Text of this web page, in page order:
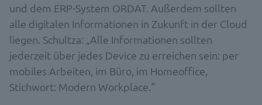
und dem ERP-System ORDAT. Außerdem sollten
alle digitalen Informationen in Zukunft in der Cloud
liegen. Schultza: „Alle Informationen sollten
jederzeit über jedes Device zu erreichen sein: per
mobiles Arbeiten, im Büro, im Homeoffice,
Stichwort: Modern Workplace.“